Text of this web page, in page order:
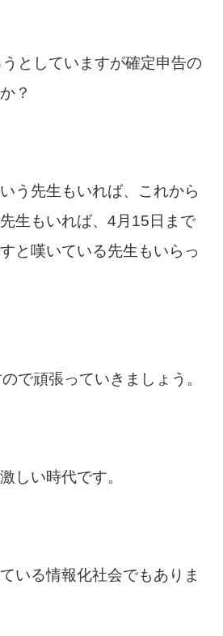
としていますが確定申告の
？
う先生もいれば、これから
生もいれば、4月15日まで
と嘆いている先生もいらっ
で頑張っていきましょう。
しい時代です。
いる情報化社会でもありま